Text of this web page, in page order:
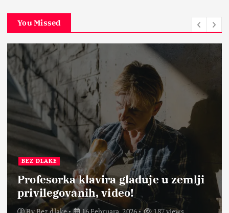
You Missed
BEZ DLAKE
Profesorka klavira gladuje u zemlji
privilegovanih, video!